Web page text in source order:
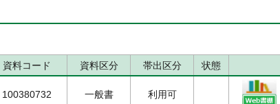
資料コード 資料区分 帯出区分 状態
100380732 一般書 利用可